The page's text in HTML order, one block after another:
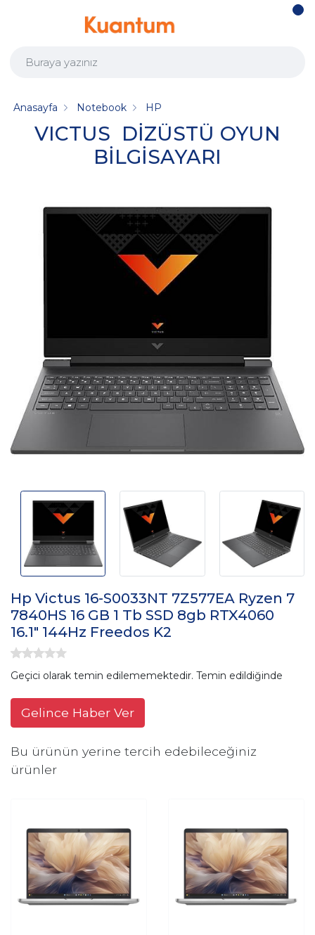
VICTUS DİZÜSTÜ OYUN
BİLGİSAYARI
Anasayfa Notebook HP
Hp Victus 16-S0033NT 7Z577EA Ryzen 7
7840HS 16 GB 1 Tb SSD 8gb RTX4060
16.1" 144Hz Freedos K2
Geçici olarak temin edilememektedir. Temin edildiğinde
Gelince Haber Ver
Bu ürünün yerine tercih edebileceğiniz
ürünler